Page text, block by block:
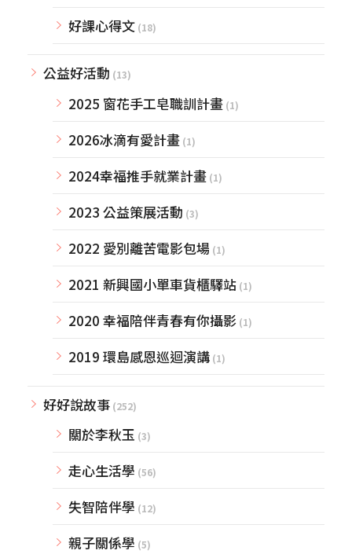
好課心得文 (18)
公益好活動 (13)
2025 窗花手工皂職訓計畫 (1)
2026冰滴有愛計畫 (1)
2024幸福推手就業計畫 (1)
2023 公益策展活動 (3)
2022 愛別離苦電影包場 (1)
2021 新興國小單車貨櫃驛站 (1)
2020 幸福陪伴青春有你攝影 (1)
2019 環島感恩巡迴演講 (1)
好好說故事 (252)
關於李秋玉 (3)
走心生活學 (56)
失智陪伴學 (12)
親子關係學 (5)